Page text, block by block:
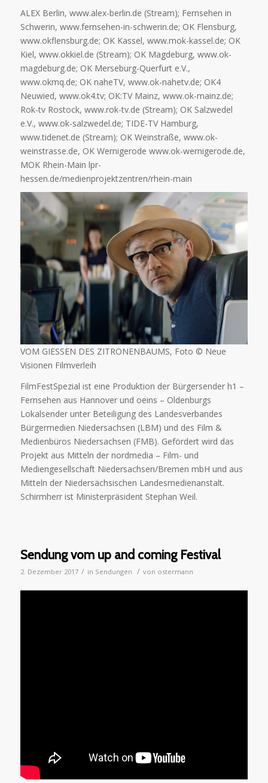
ALEX Berlin, www.alex-berlin.de (Stream); Fernsehen in
Schwerin, www.fernsehen-in-schwerin.de; OK Flensburg,
www.okflensburg.de; OK Kassel, www.mok-kassel.de; OK
Kiel, www.okkiel.de (Stream); OK Magdeburg, www.ok-
magdeburg.de; OK Merseburg-Querfurt e.V.,
www.okmq.de; OK naheTV, www.ok-nahetv.de; OK4
Neuwied, www.ok4.tv; OK:TV Mainz, www.ok-mainz.de;
Rok-tv Rostock, www.rok-tv.de (Stream); OK Salzwedel
e.V., www.ok-salzwedel.de; TIDE-TV Hamburg,
www.tidenet.de (Stream); OK Weinstraße, www.ok-
weinstrasse.de, OK Wernigerode www.ok-wernigerode.de,
MOK Rhein-Main lpr-
hessen.de/medienprojektzentren/rhein-main
VOM GIESSEN DES ZITRONENBAUMS, Foto © Neue
Visionen Filmverleih
FilmFestSpezial ist eine Produktion der Bürgersender h1 –
Fernsehen aus Hannover und oeins – Oldenburgs
Lokalsender unter Beteiligung des Landesverbandes
Bürgermedien Niedersachsen (LBM) und des Film &
Medienbüros Niedersachsen (FMB). Gefördert wird das
Projekt aus Mitteln der nordmedia – Film- und
Mediengesellschaft Niedersachsen/Bremen mbH und aus
Mitteln der Niedersächsischen Landesmedienanstalt.
Schirmherr ist Ministerpräsident Stephan Weil.
Sendung vom up and coming Festival
2. Dezember 2017 / in Sendungen / von ostermann